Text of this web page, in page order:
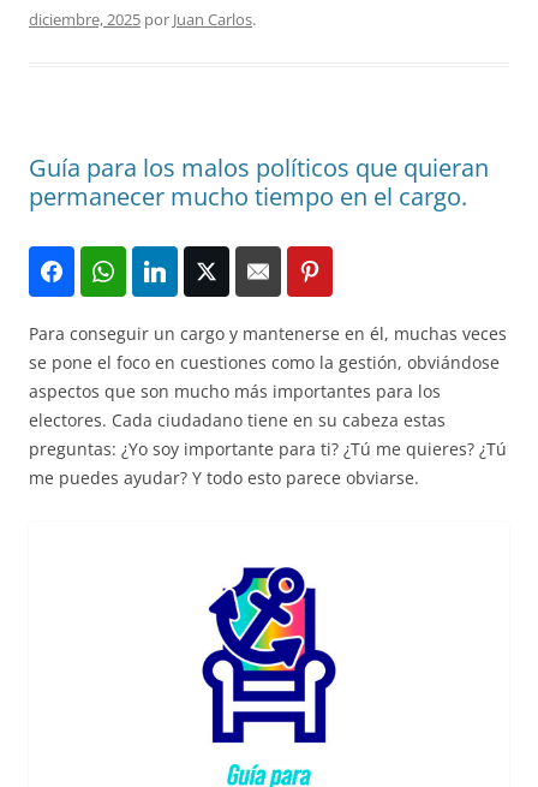
diciembre, 2025 por Juan Carlos.
Guía para los malos políticos que quieran
permanecer mucho tiempo en el cargo.
Para conseguir un cargo y mantenerse en él, muchas veces
se pone el foco en cuestiones como la gestión, obviándose
aspectos que son mucho más importantes para los
electores. Cada ciudadano tiene en su cabeza estas
preguntas: ¿Yo soy importante para ti? ¿Tú me quieres? ¿Tú
me puedes ayudar? Y todo esto parece obviarse.